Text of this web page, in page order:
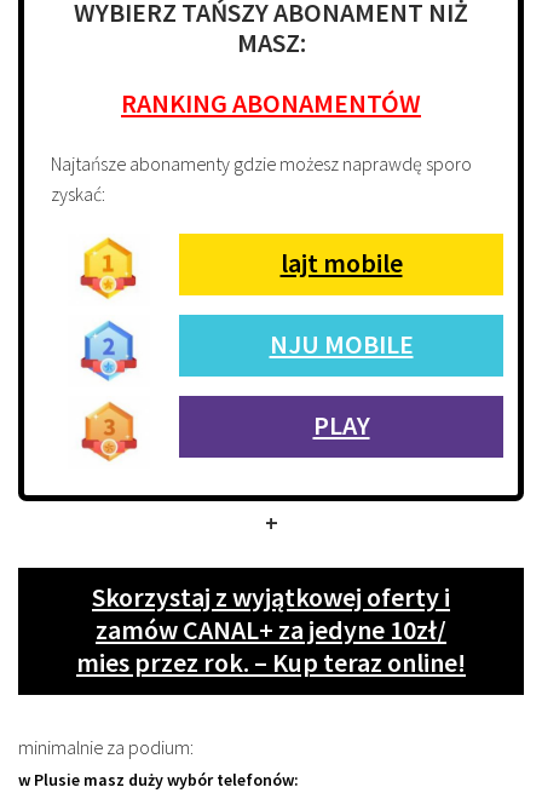
WYBIERZ TAŃSZY ABONAMENT NIŻ
MASZ:
RANKING ABONAMENTÓW
Najtańsze abonamenty gdzie możesz naprawdę sporo
zyskać:
lajt mobile
NJU MOBILE
PLAY
+
Skorzystaj z wyjątkowej oferty i
zamów CANAL+ za jedyne 10zł/
mies przez rok. – Kup teraz online!
minimalnie za podium:
w Plusie masz duży wybór telefonów: